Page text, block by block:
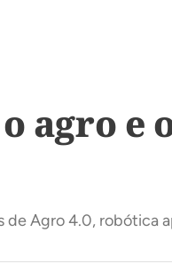
agro e
Agro 4.0, robótica